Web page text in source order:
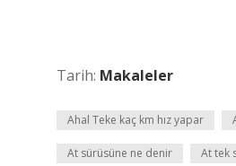
Tarih: Makaleler
Ahal Teke kaç km hız yapar
At sürüsüne ne denir At tek